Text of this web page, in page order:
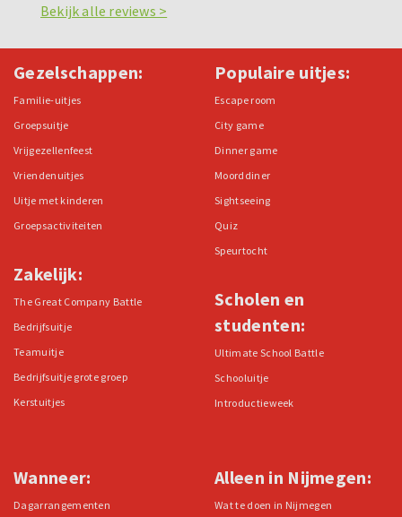
Bekijk alle reviews >
Gezelschappen:
Familie-uitjes
Groepsuitje
Vrijgezellenfeest
Vriendenuitjes
Uitje met kinderen
Groepsactiviteiten
Zakelijk:
The Great Company Battle
Bedrijfsuitje
Teamuitje
Bedrijfsuitje grote groep
Kerstuitjes
Populaire uitjes:
Escape room
City game
Dinner game
Moorddiner
Sightseeing
Quiz
Speurtocht
Scholen en
studenten:
Ultimate School Battle
Schooluitje
Introductieweek
Wanneer:
Dagarrangementen
Alleen in Nijmegen:
Wat te doen in Nijmegen